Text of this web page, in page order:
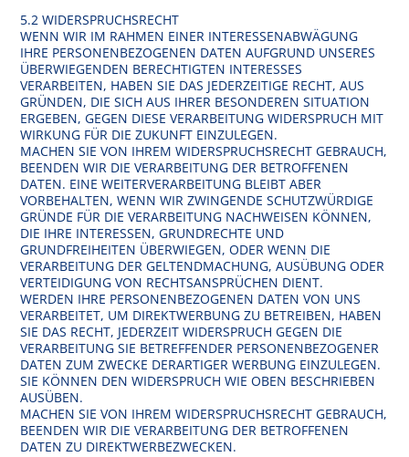
5.2 WIDERSPRUCHSRECHT
WENN WIR IM RAHMEN EINER INTERESSENABWÄGUNG
IHRE PERSONENBEZOGENEN DATEN AUFGRUND UNSERES
ÜBERWIEGENDEN BERECHTIGTEN INTERESSES
VERARBEITEN, HABEN SIE DAS JEDERZEITIGE RECHT, AUS
GRÜNDEN, DIE SICH AUS IHRER BESONDEREN SITUATION
ERGEBEN, GEGEN DIESE VERARBEITUNG WIDERSPRUCH MIT
WIRKUNG FÜR DIE ZUKUNFT EINZULEGEN.
MACHEN SIE VON IHREM WIDERSPRUCHSRECHT GEBRAUCH,
BEENDEN WIR DIE VERARBEITUNG DER BETROFFENEN
DATEN. EINE WEITERVERARBEITUNG BLEIBT ABER
VORBEHALTEN, WENN WIR ZWINGENDE SCHUTZWÜRDIGE
GRÜNDE FÜR DIE VERARBEITUNG NACHWEISEN KÖNNEN,
DIE IHRE INTERESSEN, GRUNDRECHTE UND
GRUNDFREIHEITEN ÜBERWIEGEN, ODER WENN DIE
VERARBEITUNG DER GELTENDMACHUNG, AUSÜBUNG ODER
VERTEIDIGUNG VON RECHTSANSPRÜCHEN DIENT.
WERDEN IHRE PERSONENBEZOGENEN DATEN VON UNS
VERARBEITET, UM DIREKTWERBUNG ZU BETREIBEN, HABEN
SIE DAS RECHT, JEDERZEIT WIDERSPRUCH GEGEN DIE
VERARBEITUNG SIE BETREFFENDER PERSONENBEZOGENER
DATEN ZUM ZWECKE DERARTIGER WERBUNG EINZULEGEN.
SIE KÖNNEN DEN WIDERSPRUCH WIE OBEN BESCHRIEBEN
AUSÜBEN.
MACHEN SIE VON IHREM WIDERSPRUCHSRECHT GEBRAUCH,
BEENDEN WIR DIE VERARBEITUNG DER BETROFFENEN
DATEN ZU DIREKTWERBEZWECKEN.